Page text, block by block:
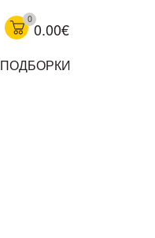
0
0.00€
ПОДБОРКИ